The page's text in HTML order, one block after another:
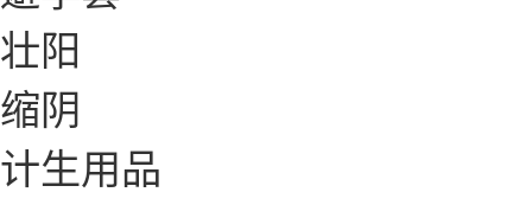
壮阳
缩阴
计生用品